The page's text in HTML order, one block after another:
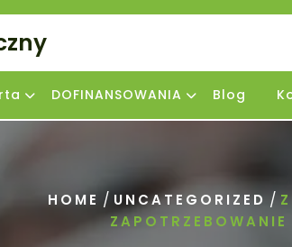
DOFINANSOWANIA Blog
HOME / UNCATEGORIZED /